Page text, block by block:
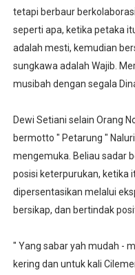
tetapi berbaur
seperti apa, ketika petaka
adalah mesti, kemudian
sungkawa adalah Wajib.
musibah dengan segala
Dewi Setiani selain Orang
bermotto " Petarung "
mengemuka. Beliau sadar
posisi keterpurukan, ketika
dipersentasikan melalui
bersikap, dan bertindak
" Yang sabar yah mudah -
kering dan untuk kali